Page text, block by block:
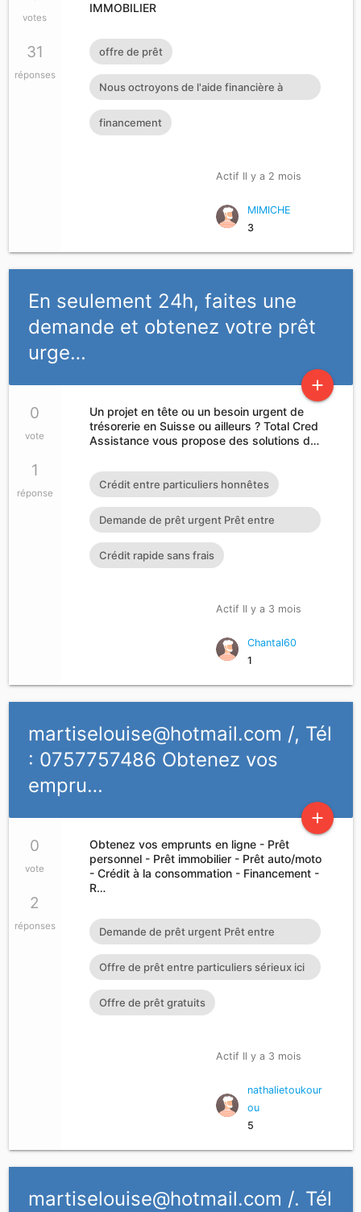
votes
31
réponses
IMMOBILIER
offre de prêt
Nous octroyons de l'aide financière à
toutes personnes ayant dan
financement
Actif Il y a 2 mois
MIMICHE
3
En seulement 24h, faites une
demande et obtenez votre prêt
urge…
add
0
vote
1
réponse
Un projet en tête ou un besoin urgent de
trésorerie en Suisse ou ailleurs ? Total Cred
Assistance vous propose des solutions d…
Crédit entre particuliers honnêtes
Demande de prêt urgent Prêt entre
particuliers en 72h : cherylgr
Crédit rapide sans frais
Actif Il y a 3 mois
Chantal60
1
martiselouise@hotmail.com /, Tél
: 0757757486 Obtenez vos
empru…
add
0
vote
2
réponses
Obtenez vos emprunts en ligne - Prêt
personnel - Prêt immobilier - Prêt auto/moto
- Crédit à la consommation - Financement -
R…
Demande de prêt urgent Prêt entre
particuliers en 72h : cherylgr
Offre de prêt entre particuliers sérieux ici
en France à Guadelo
Offre de prêt gratuits
Actif Il y a 3 mois
nathalietoukour
ou
5
martiselouise@hotmail.com /. Tél